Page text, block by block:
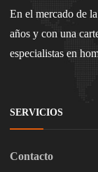
En el mercado de
años y con una
especialistas en
SERVICIOS
Contacto